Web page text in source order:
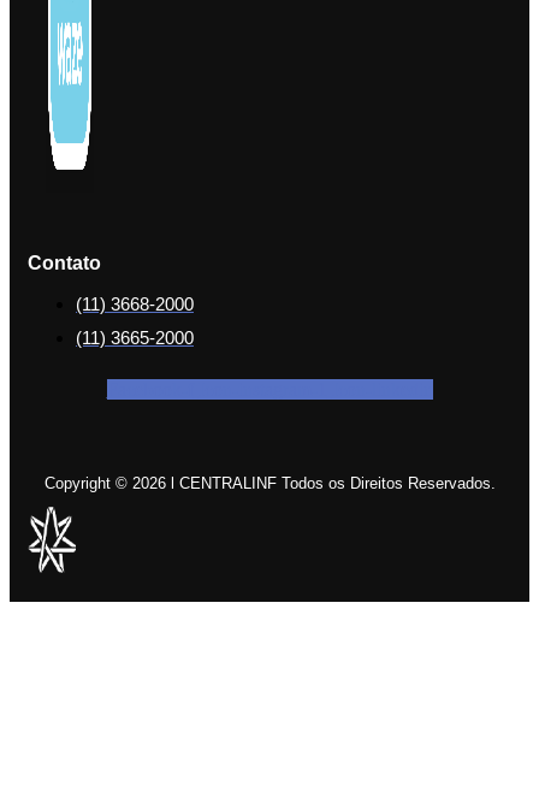
Contato
(11) 3668-2000
(11) 3665-2000
Copyright © 2026 l CENTRALINF Todos os Direitos Reservados.